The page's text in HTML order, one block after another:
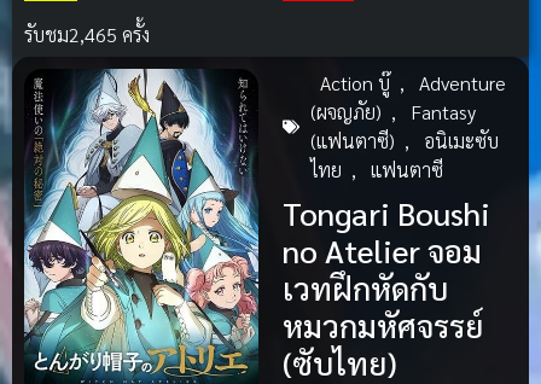
รับชม2,465 ครั้ง
Action บู๊ ,
Adventure
(ผจญภัย) ,
Fantasy
(แฟนตาซี) ,
อนิเมะซับ
ไทย , แฟนตาซี
Tongari Boushi
no Atelier จอม
เวทฝึกหัดกับ
หมวกมหัศจรรย์
(ซับไทย)